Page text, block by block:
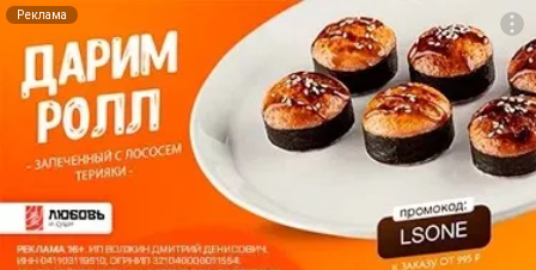
Реклама